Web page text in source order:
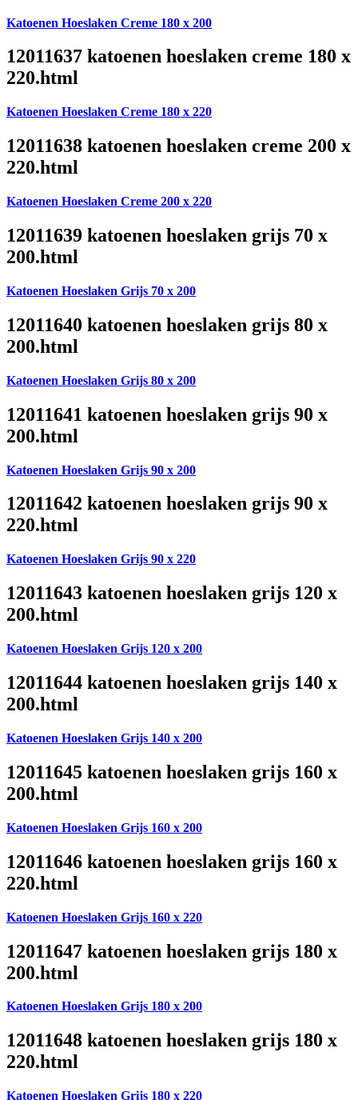
Katoenen Hoeslaken Creme 180 x 200
12011637 katoenen hoeslaken creme 180 x
220.html
Katoenen Hoeslaken Creme 180 x 220
12011638 katoenen hoeslaken creme 200 x
220.html
Katoenen Hoeslaken Creme 200 x 220
12011639 katoenen hoeslaken grijs 70 x
200.html
Katoenen Hoeslaken Grijs 70 x 200
12011640 katoenen hoeslaken grijs 80 x
200.html
Katoenen Hoeslaken Grijs 80 x 200
12011641 katoenen hoeslaken grijs 90 x
200.html
Katoenen Hoeslaken Grijs 90 x 200
12011642 katoenen hoeslaken grijs 90 x
220.html
Katoenen Hoeslaken Grijs 90 x 220
12011643 katoenen hoeslaken grijs 120 x
200.html
Katoenen Hoeslaken Grijs 120 x 200
12011644 katoenen hoeslaken grijs 140 x
200.html
Katoenen Hoeslaken Grijs 140 x 200
12011645 katoenen hoeslaken grijs 160 x
200.html
Katoenen Hoeslaken Grijs 160 x 200
12011646 katoenen hoeslaken grijs 160 x
220.html
Katoenen Hoeslaken Grijs 160 x 220
12011647 katoenen hoeslaken grijs 180 x
200.html
Katoenen Hoeslaken Grijs 180 x 200
12011648 katoenen hoeslaken grijs 180 x
220.html
Katoenen Hoeslaken Grijs 180 x 220